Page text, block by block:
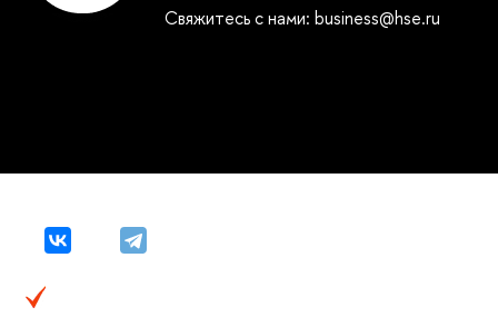
Свяжитесь с нами: business@hse.ru